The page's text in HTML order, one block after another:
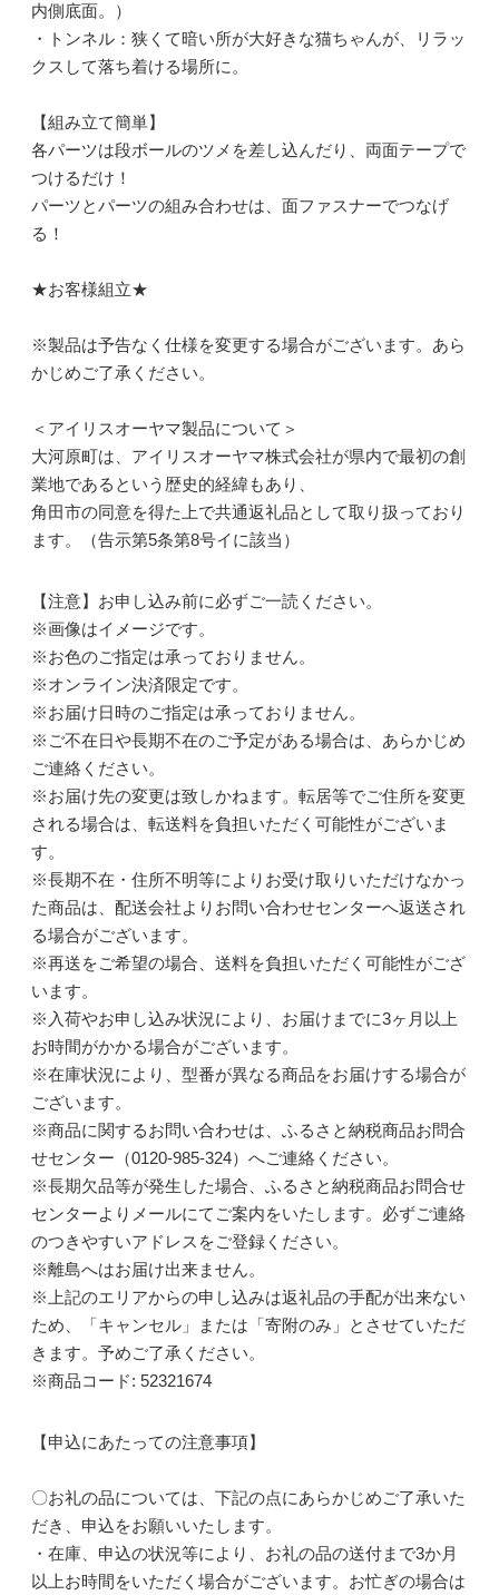
内側底面。）
・トンネル：狭くて暗い所が大好きな猫ちゃんが、リラッ
クスして落ち着ける場所に。
【組み立て簡単】
各パーツは段ボールのツメを差し込んだり、両面テープで
つけるだけ！
パーツとパーツの組み合わせは、面ファスナーでつなげ
る！
★お客様組立★
※製品は予告なく仕様を変更する場合がございます。あら
かじめご了承ください。
＜アイリスオーヤマ製品について＞
大河原町は、アイリスオーヤマ株式会社が県内で最初の創
業地であるという歴史的経緯もあり、
角田市の同意を得た上で共通返礼品として取り扱っており
ます。（告示第5条第8号イに該当）
【注意】お申し込み前に必ずご一読ください。
※画像はイメージです。
※お色のご指定は承っておりません。
※オンライン決済限定です。
※お届け日時のご指定は承っておりません。
※ご不在日や長期不在のご予定がある場合は、あらかじめ
ご連絡ください。
※お届け先の変更は致しかねます。転居等でご住所を変更
される場合は、転送料を負担いただく可能性がございま
す。
※長期不在・住所不明等によりお受け取りいただけなかっ
た商品は、配送会社よりお問い合わせセンターへ返送され
る場合がございます。
※再送をご希望の場合、送料を負担いただく可能性がござ
います。
※入荷やお申し込み状況により、お届けまでに3ヶ月以上
お時間がかかる場合がございます。
※在庫状況により、型番が異なる商品をお届けする場合が
ございます。
※商品に関するお問い合わせは、ふるさと納税商品お問合
せセンター（0120-985-324）へご連絡ください。
※長期欠品等が発生した場合、ふるさと納税商品お問合せ
センターよりメールにてご案内をいたします。必ずご連絡
のつきやすいアドレスをご登録ください。
※離島へはお届け出来ません。
※上記のエリアからの申し込みは返礼品の手配が出来ない
ため、「キャンセル」または「寄附のみ」とさせていただ
きます。予めご了承ください。
※商品コード: 52321674
【申込にあたっての注意事項】
〇お礼の品については、下記の点にあらかじめご了承いた
だき、申込をお願いいたします。
・在庫、申込の状況等により、お礼の品の送付まで3か月
以上お時間をいただく場合がございます。お忙ぎの場合は